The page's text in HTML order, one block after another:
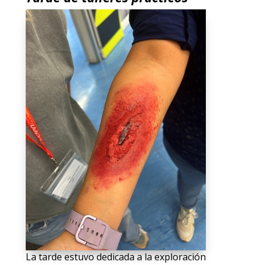
La tarde estuvo dedicada a la exploración